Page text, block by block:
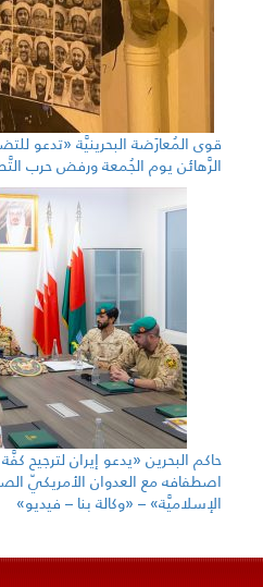
قوى المُعارَضة البحرينيَّة «تدعو
الرَّهائن يوم الجُمعة ورفض حرب التَّطهير
حاكم البحرين «يدعو إيران لترجيح كفَّة
اصطفافه مع العدوان الأمريكيّ
الإسلاميَّة» – «وكالة بنا – فيديو»